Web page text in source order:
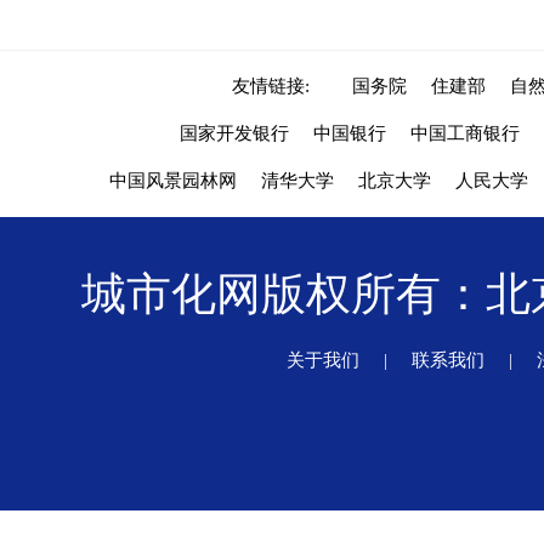
友情链接: 国务院 住建部 自
国家开发银行 中国银行 中国工商银行
中国风景园林网 清华大学 北京大学 人民大学
城市化网版权所有：
关于我们 | 联系我们 |